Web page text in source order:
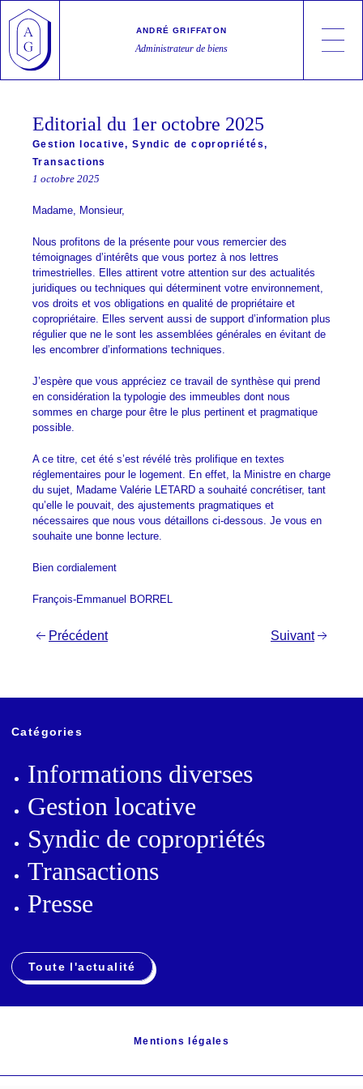
Skip
content
ANDRÉ GRIFFATON
Administrateur de biens
Editorial du 1er octobre 2025
Gestion locative,Syndic de copropriétés,
Transactions
1 octobre 2025
Madame, Monsieur,
Nous profitons de la présente pour vous remercier des
témoignages d’intérêts que vous portez à nos lettres
trimestrielles. Elles attirent votre attention sur des actualités
juridiques ou techniques qui déterminent votre environnement,
vos droits et vos obligations en qualité de propriétaire et
copropriétaire. Elles servent aussi de support d’information plus
régulier que ne le sont les assemblées générales en évitant de
les encombrer d’informations techniques.
J’espère que vous appréciez ce travail de synthèse qui prend
en considération la typologie des immeubles dont nous
sommes en charge pour être le plus pertinent et pragmatique
possible.
A ce titre, cet été s’est révélé très prolifique en textes
réglementaires pour le logement. En effet, la Ministre en charge
du sujet, Madame Valérie LETARD a souhaité concrétiser, tant
qu’elle le pouvait, des ajustements pragmatiques et
nécessaires que nous vous détaillons ci-dessous. Je vous en
souhaite une bonne lecture.
Bien cordialement
François-Emmanuel BORREL
Navigation
l’article
Précédent Suivant
Catégories
Informations diverses
Gestion locative
Syndic de copropriétés
Transactions
Presse
Toute l'actualité
Mentions légales
Cookies management panel